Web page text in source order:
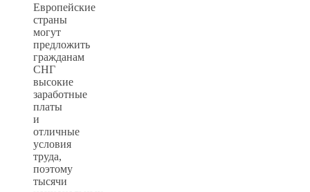
Европейские
страны
могут
предложить
гражданам
СНГ
высокие
заработные
платы
и
отличные
условия
труда,
поэтому
тысячи